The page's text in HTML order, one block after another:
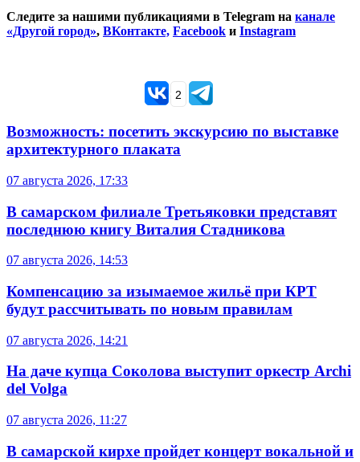
Следите за нашими публикациями в Telegram на канале
«Другой город», ВКонтакте, Facebook и Instagram
2
Возможность: посетить экскурсию по выставке
архитектурного плаката
07 августа 2026, 17:33
В самарском филиале Третьяковки представят
последнюю книгу Виталия Стадникова
07 августа 2026, 14:53
Компенсацию за изымаемое жильё при КРТ
будут рассчитывать по новым правилам
07 августа 2026, 14:21
На даче купца Соколова выступит оркестр Archi
del Volga
07 августа 2026, 11:27
В самарской кирхе пройдет концерт вокальной и